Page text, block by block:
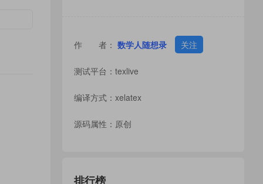
作 者： 数学人随想录 关注
测试平台：texlive
编译方式：xelatex
源码属性：原创
排行榜